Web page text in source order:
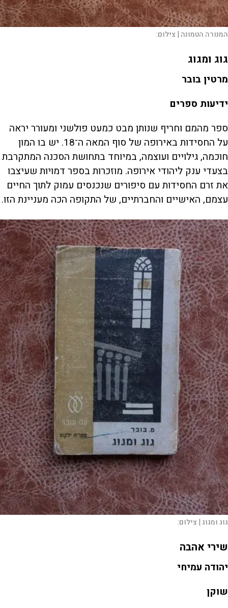
המנורה הטמונה | צילום:
גוג ומגוג
מרטין בובר
ידיעות ספרים
ספר מהמם וחריף שנותן מבט כמעט פולשני ומעורר יראה
על החסידות באירופה של סוף המאה ה־18. יש בו המון
חוכמה, גילויים ועוצמה, במיוחד בתחושת הסכנה המתקרבת
בצעדי ענק ליהודי אירופה. מוזכרות בספר דמויות שעיצבו
את זרם החסידות עם סיפורים שנכנסים עמוק לתוך החיים
עצמם, האישיים והחברתיים, של התקופה הכה מעניינת הזו.
גוג ומגוג | צילום:
שירי אהבה
יהודה עמיחי
שוקן